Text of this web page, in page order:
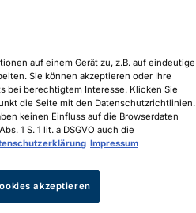
auf einem Gerät zu, z.B. auf eindeutige
Sie können akzeptieren oder Ihre
bei berechtigtem Interesse. Klicken Sie
die Seite mit den Datenschutzrichtlinien.
keinen Einfluss auf die Browserdaten
1 S. 1 lit. a DSGVO auch die
Impressum
akzeptieren